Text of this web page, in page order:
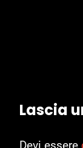
Lascia
Devi essere